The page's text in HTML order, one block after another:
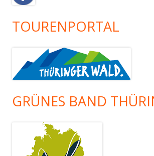
TOURENPORTAL
GRÜNES BAND